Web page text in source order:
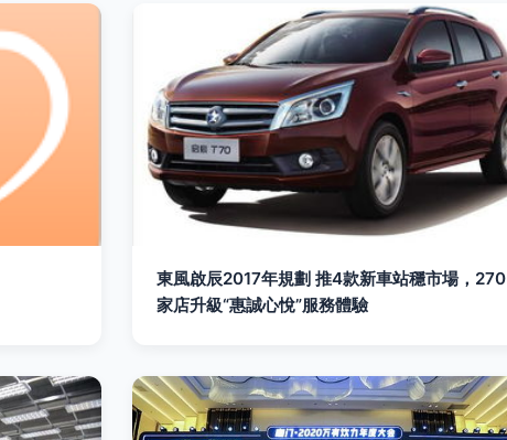
東風啟辰2017年規劃 推4款新車站穩市場，270
家店升級“惠誠心悅”服務體驗